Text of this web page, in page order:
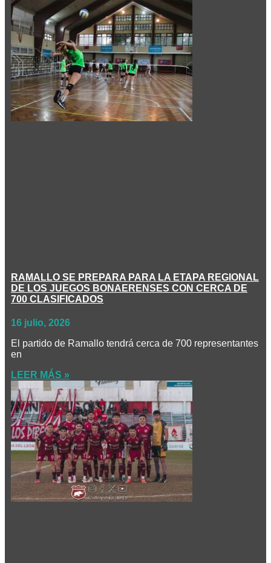
RAMALLO SE PREPARA PARA LA ETAPA REGIONAL
DE LOS JUEGOS BONAERENSES CON CERCA DE
700 CLASIFICADOS
16 julio, 2026
El partido de Ramallo tendrá cerca de 700 representantes
en
LEER MÁS »